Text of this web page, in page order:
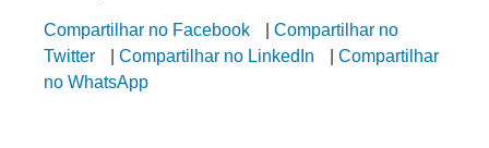
Compartilhar no Facebook
Compartilhar no
Twitter
Compartilhar no LinkedIn
Compartilhar
no WhatsApp